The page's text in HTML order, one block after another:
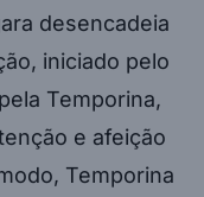
desencadeia
iniciado pelo
Temporina,
e afeição
Temporina